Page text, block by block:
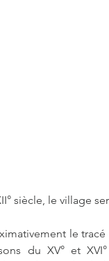
siècle, le village
le
du XV° et